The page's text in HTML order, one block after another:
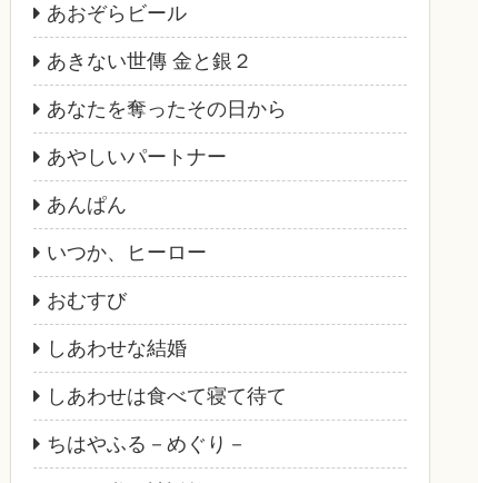
あおぞらビール
あきない世傳 金と銀２
あなたを奪ったその日から
あやしいパートナー
あんぱん
いつか、ヒーロー
おむすび
しあわせな結婚
しあわせは食べて寝て待て
ちはやふる－めぐり－